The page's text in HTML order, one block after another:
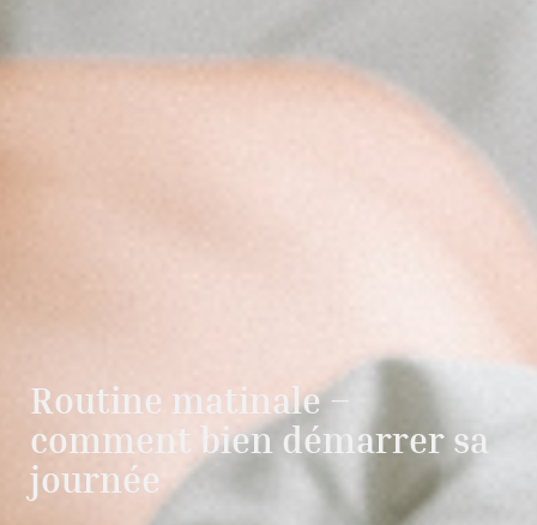
Routine matinale –
comment bien démarrer sa
journée